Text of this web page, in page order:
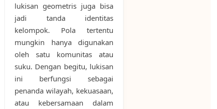
lukisan geometris juga bisa
jadi tanda identitas
kelompok. Pola tertentu
mungkin hanya digunakan
oleh satu komunitas atau
suku. Dengan begitu, lukisan
ini berfungsi sebagai
penanda wilayah, kekuasaan,
atau kebersamaan dalam